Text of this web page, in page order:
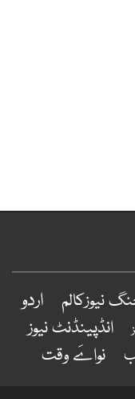
نیوزکالم
اردو
انڈپینڈنٹ نیوز
نواےَ وقت